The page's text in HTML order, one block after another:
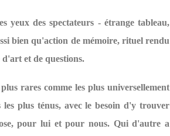
yeux des spectateurs - étrange tableau,
bien qu'action de mémoire, rituel rendu
et de questions.
rares comme les plus universellement
plus ténus, avec le besoin d'y trouver
pour lui et pour nous. Qui d'autre a